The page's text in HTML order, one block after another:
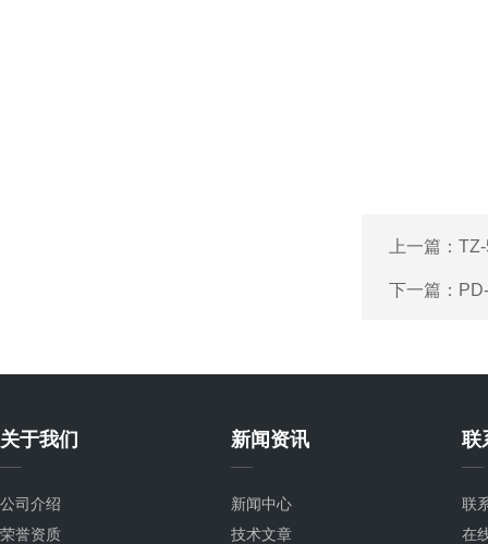
上一篇：
下一篇：
关于我们
公司介绍
荣誉资质
新闻资讯
新闻中心
技术文章
联
联
在